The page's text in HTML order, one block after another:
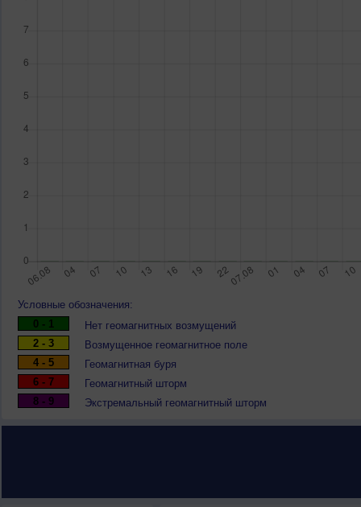
Условные обозначения:
0 - 1
Нет геомагнитных возмущений
2 - 3
Возмущенное геомагнитное поле
4 - 5
Геомагнитная буря
6 - 7
Геомагнитный шторм
8 - 9
Экстремальный геомагнитный шторм